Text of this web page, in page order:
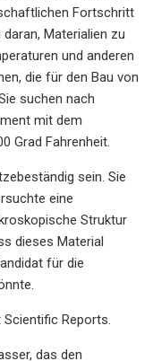
Fortschritt
Materialien zu
und anderen
die für den Bau von
suchen nach
mit dem
Grad Fahrenheit.
sein. Sie
eine
Struktur
dieses Material
für die
Reports.
das den